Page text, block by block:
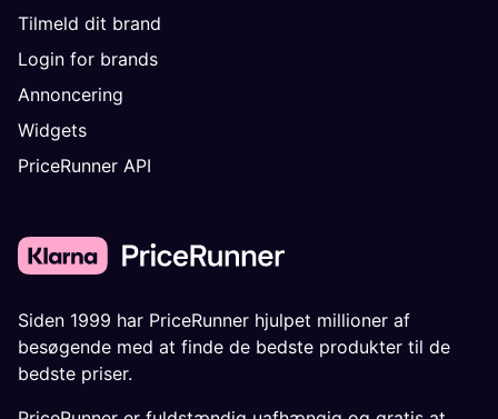
Tilmeld dit brand
Login for brands
Annoncering
Widgets
PriceRunner API
Siden 1999 har PriceRunner hjulpet millioner af
besøgende med at finde de bedste produkter til de
bedste priser.